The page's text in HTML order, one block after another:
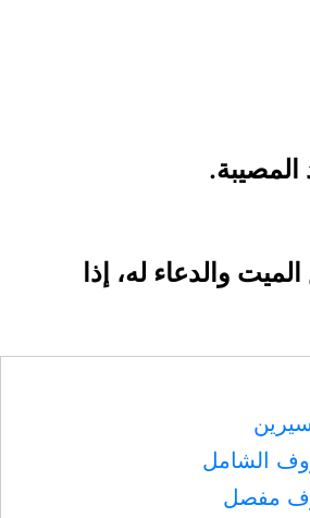
المصيبة.
والدعاء له، إذا
الشامل
مفصل